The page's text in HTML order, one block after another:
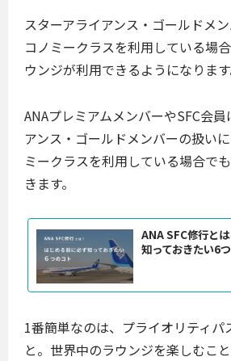
スターアライアンス・ゴールドメ
コノミークラスを利用している場
ウンジが利用できるようになります
ANAプレミアムメンバーやSFC会
アンス・ゴールドメンバーの扱い
ミークラスを利用している場合で
きます。
ANA SFC修行と
知っておきたい6
1番簡単なのは、プライオリティパ
と。世界中のラウンジを楽しむこ